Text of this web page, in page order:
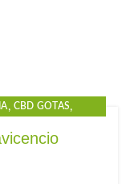
, CBD GOTAS,
DE CBD